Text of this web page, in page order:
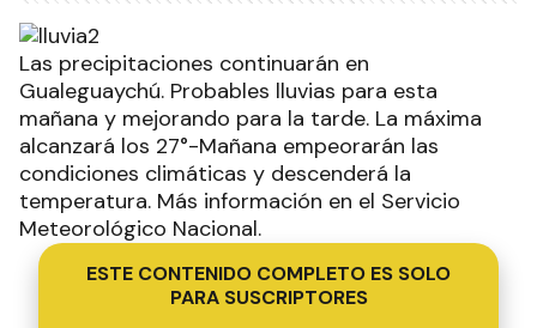
Las precipitaciones continuarán en
Gualeguaychú. Probables lluvias para esta
mañana y mejorando para la tarde. La máxima
alcanzará los 27°-Mañana empeorarán las
condiciones climáticas y descenderá la
temperatura. Más información en el Servicio
Meteorológico Nacional.
ESTE CONTENIDO COMPLETO ES SOLO
PARA SUSCRIPTORES